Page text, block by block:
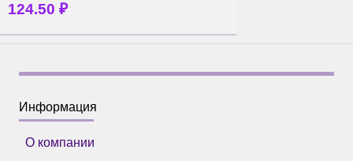
124.50 ₽
Информация
О компании